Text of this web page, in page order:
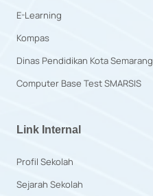
E-Learning
Kompas
Dinas Pendidikan Kota Semarang
Computer Base Test SMARSIS
Link Internal
Profil Sekolah
Sejarah Sekolah